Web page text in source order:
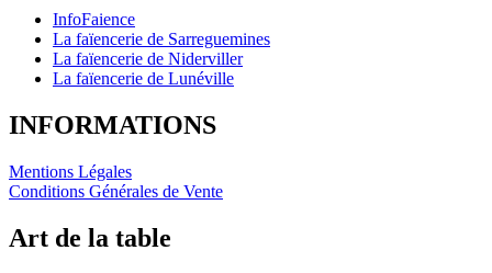
InfoFaience
La faïencerie de Sarreguemines
La faïencerie de Niderviller
La faïencerie de Lunéville
INFORMATIONS
Mentions Légales
Conditions Générales de Vente
Art de la table